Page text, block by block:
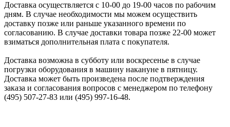
Доставка осуществляется с 10-00 до 19-00 часов по рабочим
дням. В случае необходимости мы можем осуществить
доставку позже или раньше указанного времени по
согласованию. В случае доставки товара позже 22-00 может
взиматься дополнительная плата с покупателя.
Доставка возможна в субботу или воскресенье в случае
погрузки оборудования в машину накануне в пятницу.
Доставка может быть произведена после подтверждения
заказа и согласования вопросов с менеджером по телефону
(495) 507-27-83 или (495) 997-16-48.